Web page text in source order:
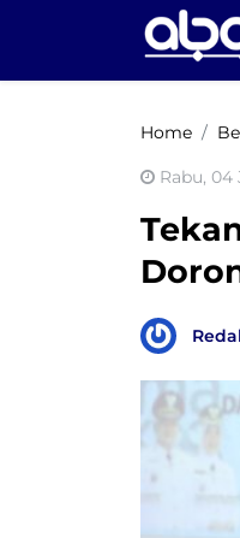
Home
Rabu, 04